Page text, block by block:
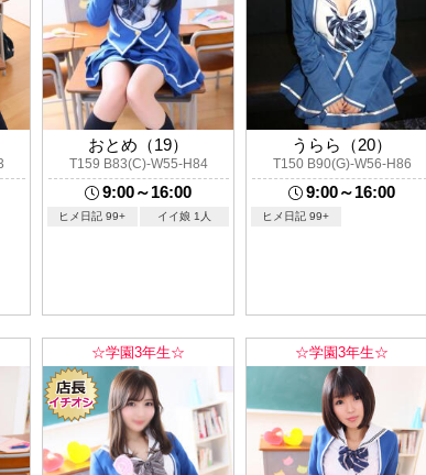
おとめ（19）
T159 B83(C)-W55-H84
9:00～16:00
ヒメ日記 99+ イイ娘 1人
うらら（20）
T150 B90(G)-W56-H86
9:00～16:00
ヒメ日記 99+
☆学園3年生☆ ☆学園3年生☆